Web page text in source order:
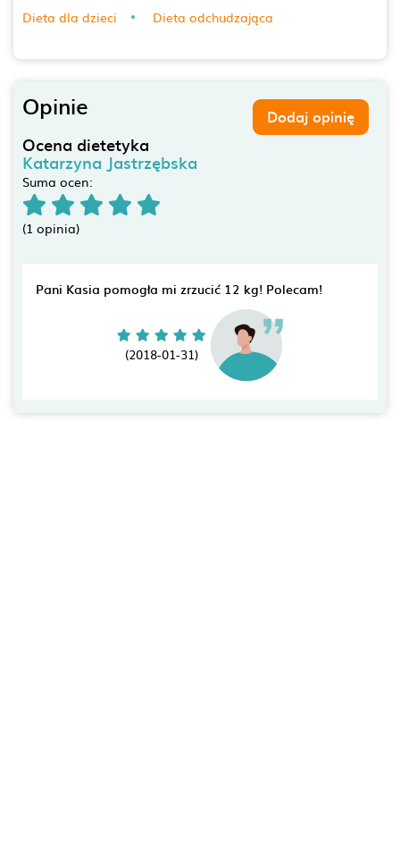
Dieta dla dzieci Dieta odchudzająca
Opinie Dodaj opinię
Ocena dietetyka
Katarzyna Jastrzębska
Suma ocen:
(1 opinia)
Pani Kasia pomogła mi zrzucić 12 kg! Polecam!
(2018-01-31)